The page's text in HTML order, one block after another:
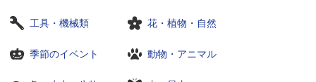
工具・機械類 花・植物・自然
季節のイベント 動物・アニマル